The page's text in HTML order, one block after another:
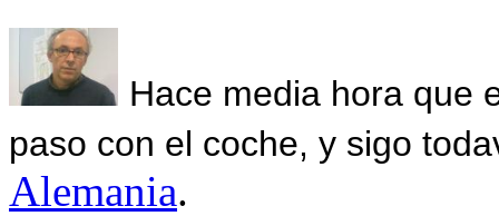
Hace media hora que
paso con el coche, y sigo
Alemania.